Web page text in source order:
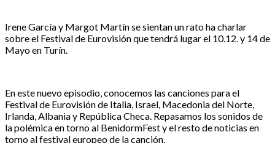
Irene García y Margot Martín se sientan un rato ha charlar
sobre el Festival de Eurovisión que tendrá lugar el 10.12. y 14 de
Mayo en Turín.
En este nuevo episodio, conocemos las canciones para el
Festival de Eurovisión de Italia, Israel, Macedonia del Norte,
Irlanda, Albania y República Checa. Repasamos los sonidos de
la polémica en torno al BenidormFest y el resto de noticias en
torno al festival europeo de la canción.